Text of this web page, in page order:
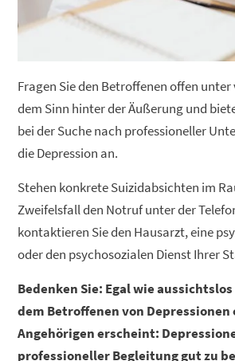
Fragen Sie den Betroffenen offen unter
dem Sinn hinter der Äußerung und
bei der Suche nach professioneller
die Depression an.
Stehen konkrete Suizidabsichten im
Zweifelsfall den Notruf unter der
kontaktieren Sie den Hausarzt, eine
oder den psychosozialen Dienst Ihrer
Bedenken Sie: Egal wie
dem Betroffenen von Depressionen
Angehörigen erscheint:
professioneller Begleitung gut zu